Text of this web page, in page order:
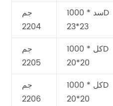
جم
2204
سد * 1000D
23*23
جم
2205
كل * 1000D
20*20
جم
2206
كل * 1000D
20*20